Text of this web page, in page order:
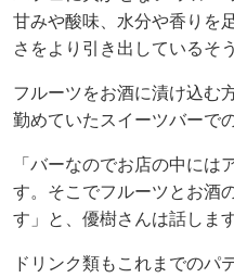
甘みや酸味、水分や香りを
さをより引き出しているそう
フルーツをお酒に漬け込む
勤めていたスイーツバーで
「バーなのでお店の中には
す。そこでフルーツとお酒
す」と、優樹さんは話します
ドリンク類もこれまでのパ